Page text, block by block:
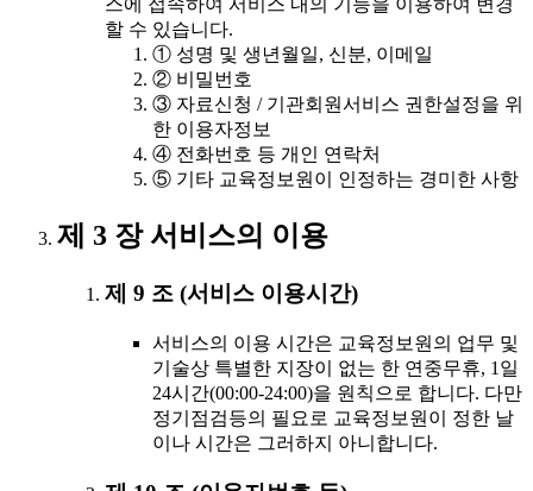
스에 접속하여 서비스 내의 기능을 이용하여 변경
할 수 있습니다.
① 성명 및 생년월일, 신분, 이메일
② 비밀번호
③ 자료신청 / 기관회원서비스 권한설정을 위
한 이용자정보
④ 전화번호 등 개인 연락처
⑤ 기타 교육정보원이 인정하는 경미한 사항
제 3 장 서비스의 이용
제 9 조 (서비스 이용시간)
서비스의 이용 시간은 교육정보원의 업무 및
기술상 특별한 지장이 없는 한 연중무휴, 1일
24시간(00:00-24:00)을 원칙으로 합니다. 다만
정기점검등의 필요로 교육정보원이 정한 날
이나 시간은 그러하지 아니합니다.